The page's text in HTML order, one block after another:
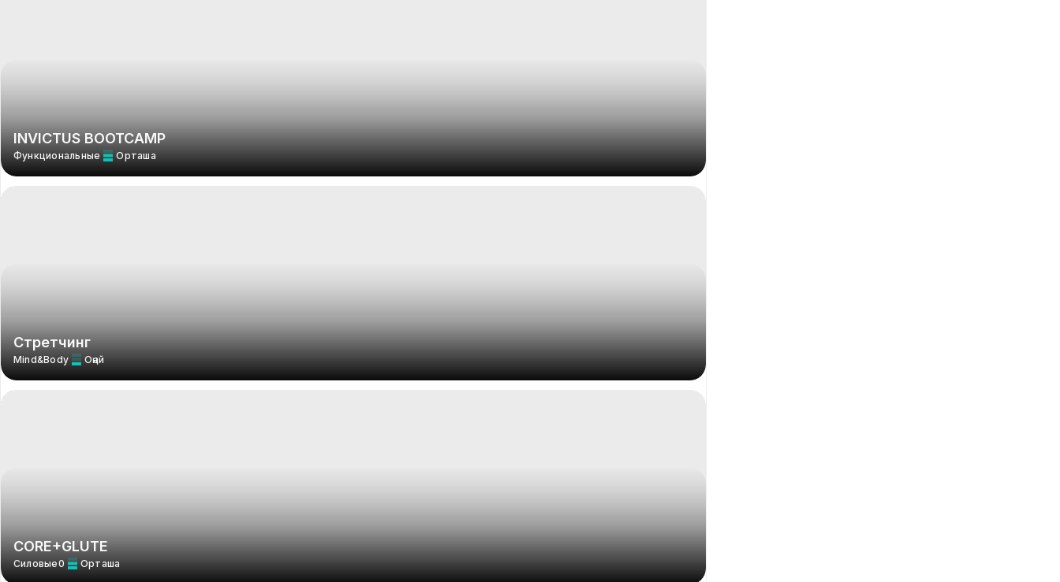
INVICTUS BOOTCAMP
Функциональные Орташа
Стретчинг
Mind&Body Оңай
CORE+GLUTE
Силовые0 Орташа